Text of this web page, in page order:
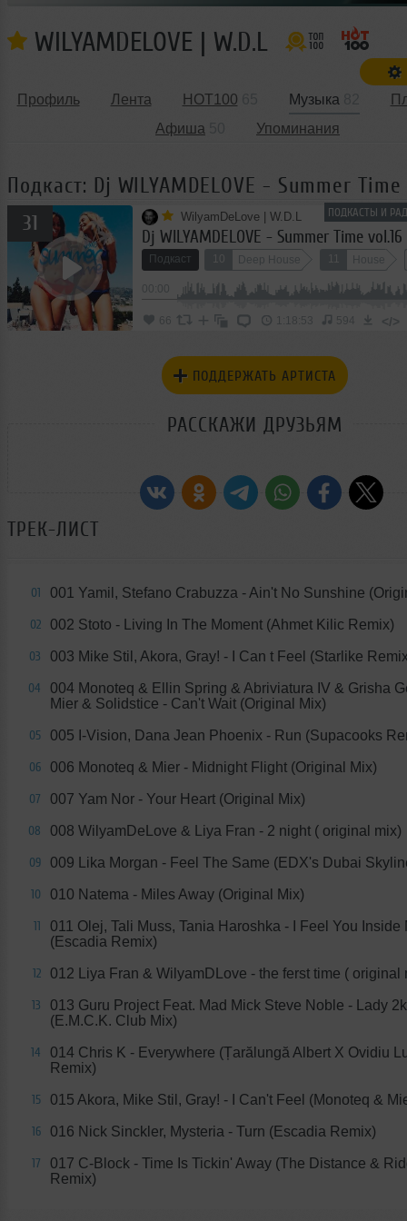
WILYAMDELOVE | W.D.L
Профиль Лента HOT100 Музыка
Афиша
Упоминания
Подкаст: Dj WILYAMDELOVE - Summer
ПОДКАСТЫ И
31 WilyamDeLove | W.D.L
Dj WILYAMDELOVE - Summer Time vol.16
Подкаст Deep House House
66 1:18:53 594 </>
ПОДДЕРЖАТЬ АРТИСТА
РАССКАЖИ ДРУЗЬЯМ
ТРЕК-ЛИСТ
01 001 Yamil, Stefano Crabuzza - Ain't No Sunshine
02 002 Stoto - Living In The Moment (Ahmet Kilic Remix)
03 003 Mike Stil, Akora, Gray! - I Can t Feel (Starlike
04
004 Monoteq & Ellin Spring & Abriviatura IV & Grisha
Mier & Solidstice - Can't Wait (Original Mix)
05 005 I-Vision, Dana Jean Phoenix - Run (Supacooks
06 006 Monoteq & Mier - Midnight Flight (Original Mix)
07 007 Yam Nor - Your Heart (Original Mix)
08 008 WilyamDeLove & Liya Fran - 2 night ( original mix)
09 009 Lika Morgan - Feel The Same (EDX's Dubai
10 010 Natema - Miles Away (Original Mix)
11
011 Olej, Tali Muss, Tania Haroshka - I Feel You Inside
(Escadia Remix)
12 012 Liya Fran & WilyamDLove - the ferst time ( original
13
013 Guru Project Feat. Mad Mick Steve Noble - Lady
(E.M.C.K. Club Mix)
14
014 Chris K - Everywhere (Țarălungă Albert X Ovidiu
Remix)
15 015 Akora, Mike Stil, Gray! - I Can't Feel (Monoteq &
16 016 Nick Sinckler, Mysteria - Turn (Escadia Remix)
17
017 C-Block - Time Is Tickin' Away (The Distance &
Remix)